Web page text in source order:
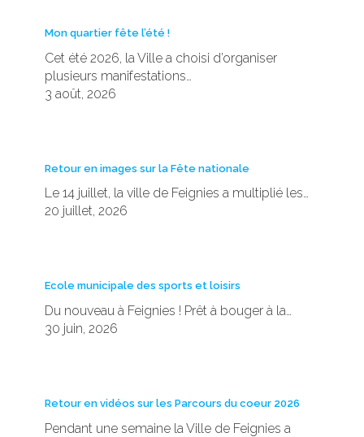
Mon quartier fête l’été !
Cet été 2026, la Ville a choisi d’organiser
plusieurs manifestations…
3 août, 2026
Retour en images sur la Fête nationale
Le 14 juillet, la ville de Feignies a multiplié les…
20 juillet, 2026
Ecole municipale des sports et loisirs
Du nouveau à Feignies ! Prêt à bouger à la…
30 juin, 2026
Retour en vidéos sur les Parcours du coeur 2026
Pendant une semaine la Ville de Feignies a